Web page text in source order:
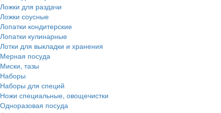
Ложки для раздачи
Ложки соусные
Лопатки кондитерские
Лопатки кулинарные
Лотки для выкладки и хранения
Мерная посуда
Миски, тазы
Наборы
Наборы для специй
Ножи специальные, овощечистки
Одноразовая посуда